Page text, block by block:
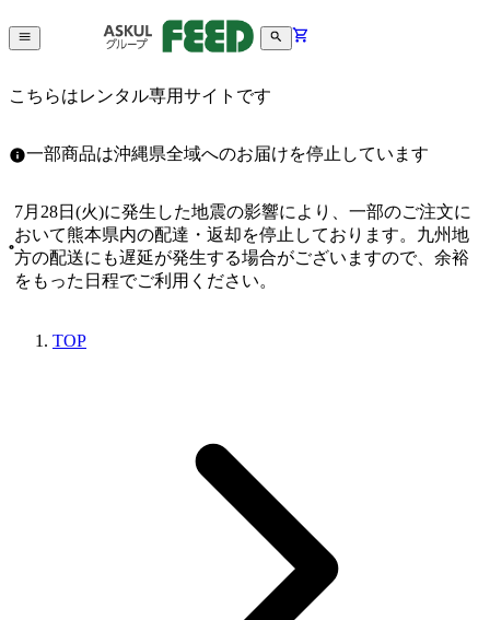
こちらはレンタル専用サイトです
一部商品は沖縄県全域へのお届けを停止しています
7月28日(火)に発生した地震の影響により、一部のご注文に
おいて熊本県内の配達・返却を停止しております。九州地
方の配送にも遅延が発生する場合がございますので、余裕
をもった日程でご利用ください。
TOP